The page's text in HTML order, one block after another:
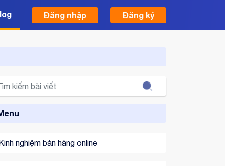
Đăng nhập Đăng ký
Search
nghiệm bán hàng online